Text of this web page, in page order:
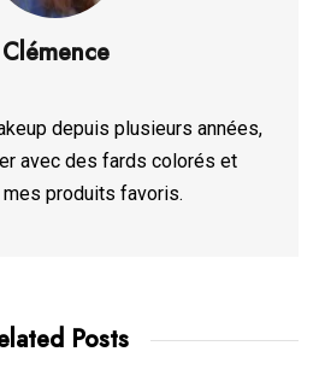
Clémence
depuis plusieurs années,
avec des fards colorés et
mes produits favoris.
Posts